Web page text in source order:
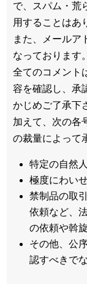
で、スパム・荒
用することはあ
また、メールア
なっております。
全てのコメント
容を確認し、承
かじめご了承下
加えて、次の各
の裁量によって
特定の自然
極度にわい
禁制品の取
依頼など、
の依頼や斡
その他、公
認すべきで